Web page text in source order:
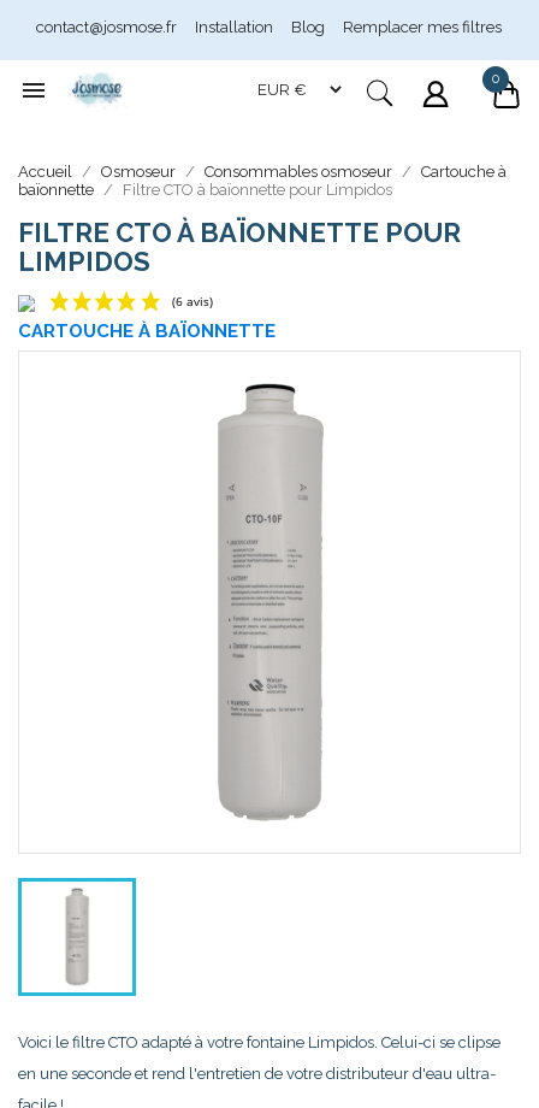
contact@josmose.fr Installation Blog Remplacer mes filtres
 0
Accueil Osmoseur Consommables osmoseur
Cartouche à
baïonnette
Filtre CTO à baïonnette pour Limpidos
FILTRE CTO À BAÏONNETTE POUR
LIMPIDOS
(6 avis)
CARTOUCHE À BAÏONNETTE
Voici le filtre CTO adapté à votre fontaine Limpidos. Celui-ci se clipse
en une seconde et rend l'entretien de votre distributeur d'eau ultra-